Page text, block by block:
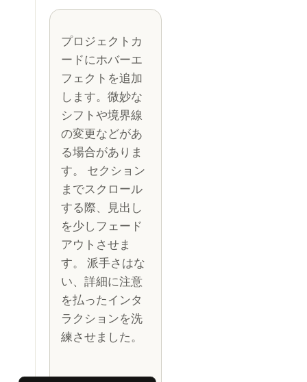
プロジェクトカ
ードにホバーエ
フェクトを追加
します。微妙な
シフトや境界線
の変更などがあ
る場合がありま
す。 セクション
までスクロール
する際、見出し
を少しフェード
アウトさせま
す。 派手さはな
い、詳細に注意
を払ったインタ
ラクションを洗
練させました。